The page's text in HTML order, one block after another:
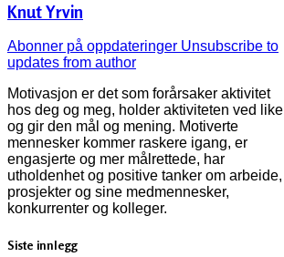
Knut Yrvin
Abonner på oppdateringer Unsubscribe to
updates from author
Motivasjon er det som forårsaker aktivitet
hos deg og meg, holder aktiviteten ved like
og gir den mål og mening. Motiverte
mennesker kommer raskere igang, er
engasjerte og mer målrettede, har
utholdenhet og positive tanker om arbeide,
prosjekter og sine medmennesker,
konkurrenter og kolleger.
Siste innlegg